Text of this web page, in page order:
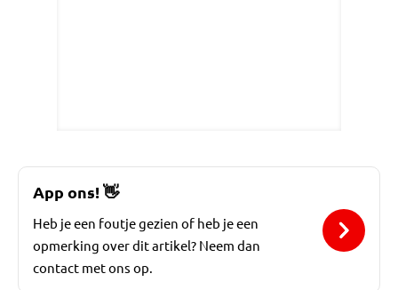
App ons!👋
Heb je een foutje gezien of heb je een
opmerking over dit artikel? Neem dan
contact met ons op.